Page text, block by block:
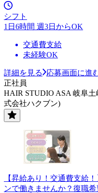
シフト
1日6時間 週3日からOK
交通費支給
未経験OK
詳細を見る
応募画面に進
正社員
HAIR STUDIO ASA 岐阜
式会社ハクブン)
【昇給あり！交通費支給
ンで働きませんか？復職